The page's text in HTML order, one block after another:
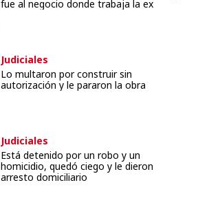
fue al negocio donde trabaja la ex
Judiciales
Lo multaron por construir sin
autorización y le pararon la obra
Judiciales
Está detenido por un robo y un
homicidio, quedó ciego y le dieron
arresto domiciliario